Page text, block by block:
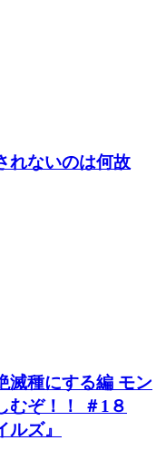
れないのは何故
滅種にする編 モン
むぞ！！ ＃1８
ルズ』